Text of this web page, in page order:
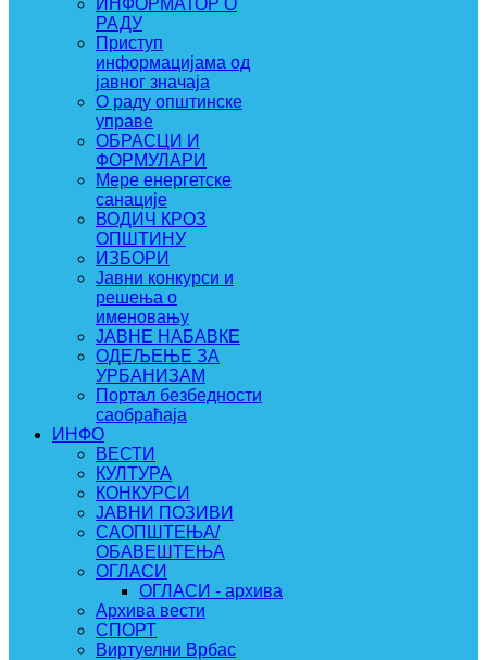
ИНФОРМАТОР О
РАДУ
Приступ
информацијама од
јавног значаја
О раду општинске
управе
ОБРАСЦИ И
ФОРМУЛАРИ
Мере енергетске
санације
ВОДИЧ КРОЗ
ОПШТИНУ
ИЗБОРИ
Јавни конкурси и
решења о
именовању
ЈАВНЕ НАБАВКЕ
ОДЕЉЕЊЕ ЗА
УРБАНИЗАМ
Портал безбедности
саобраћаја
ИНФО
ВЕСТИ
КУЛТУРА
КОНКУРСИ
ЈАВНИ ПОЗИВИ
САОПШТЕЊА/
ОБАВЕШТЕЊА
ОГЛАСИ
ОГЛАСИ - архива
Архива вести
СПОРТ
Виртуелни Врбас